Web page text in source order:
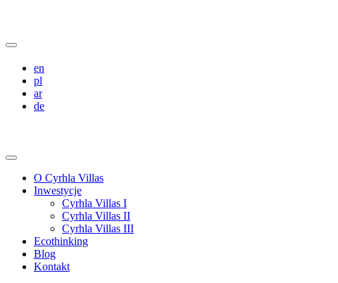
en
pl
ar
de
O Cyrhla Villas
Inwestycje
Cyrhla Villas I
Cyrhla Villas II
Cyrhla Villas III
Ecothinking
Blog
Kontakt